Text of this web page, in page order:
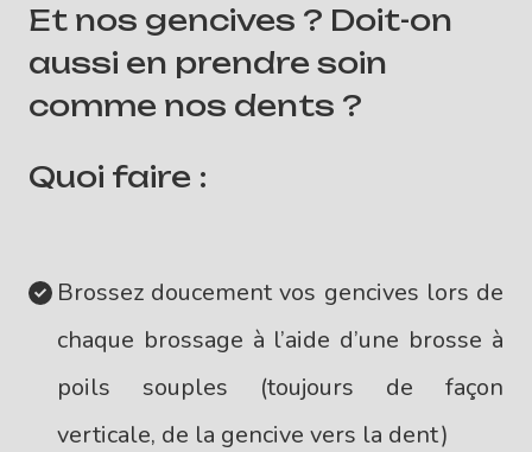
Et nos gencives ? Doit-on
aussi en prendre soin
comme nos dents ?
Quoi faire :
Brossez doucement vos gencives lors de
chaque brossage à l’aide d’une brosse à
poils souples (toujours de façon
verticale, de la gencive vers la dent)